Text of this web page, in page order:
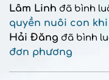
Lâm Linh đã bình
quyền nuôi con
Hải Đăng đã bình
đơn phương